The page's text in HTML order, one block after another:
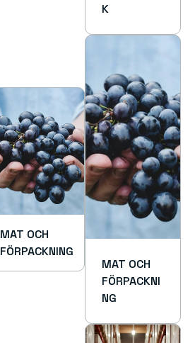
K
MAT OCH
FÖRPACKNING
MAT OCH
FÖRPACKNI
NG